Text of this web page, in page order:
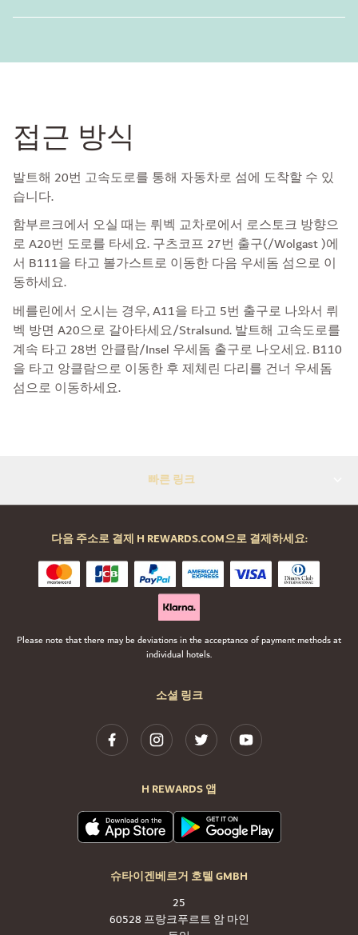
접근 방식
발트해 20번 고속도로를 통해 자동차로 섬에 도착할 수 있
습니다.
함부르크에서 오실 때는 뤼벡 교차로에서 로스토크 방향으
로 A20번 도로를 타세요. 구츠코프 27번 출구(/Wolgast )에
서 B111을 타고 볼가스트로 이동한 다음 우세돔 섬으로 이
동하세요.
베를린에서 오시는 경우, A11을 타고 5번 출구로 나와서 뤼
벡 방면 A20으로 갈아타세요/Stralsund. 발트해 고속도로를
계속 타고 28번 안클람/Insel 우세돔 출구로 나오세요. B110
을 타고 앙클람으로 이동한 후 제체린 다리를 건너 우세돔
섬으로 이동하세요.
빠른 링크
소셜 링크
H REWARDS 앱
슈타이겐베르거 호텔 GMBH
25
60528 프랑크푸르트 암 마인
다음 주소로 결제 H REWARDS.COM으로 결제하세요:
Please note that there may be deviations in the acceptance of payment methods at
individual hotels.